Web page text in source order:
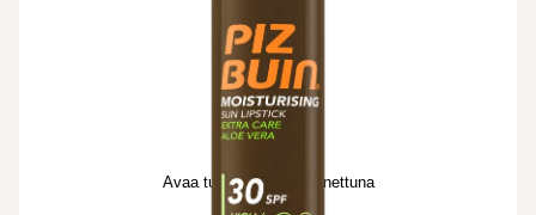
Avaa tuotekuva suurennettuna